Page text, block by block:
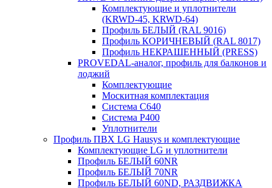
Комплектующие и уплотнители
(KRWD-45, KRWD-64)
Профиль БЕЛЫЙ (RAL 9016)
Профиль КОРИЧНЕВЫЙ (RAL 8017)
Профиль НЕКРАШЕННЫЙ (PRESS)
PROVEDAL-аналог, профиль для балконов и
лоджий
Комплектующие
Москитная комплектация
Система C640
Система P400
Уплотнители
Профиль ПВХ LG Hausys и комплектующие
Комплектующие LG и уплотнители
Профиль БЕЛЫЙ 60NR
Профиль БЕЛЫЙ 70NR
Профиль БЕЛЫЙ 60ND, РАЗДВИЖКА